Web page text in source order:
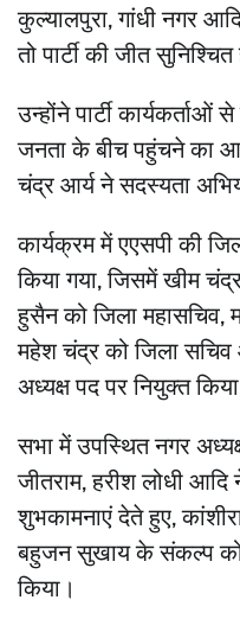
कुल्यालपुरा, गांधी नगर
तो पार्टी की जीत
उन्होंने पार्टी
जनता के बीच पहुंचने का
चंद्र आर्य ने सदस्यता
कार्यक्रम में एएसपी की
किया गया, जिसमें खीम
हुसैन को जिला महासचिव,
महेश चंद्र को जिला
अध्यक्ष पद पर नियुक्त
सभा में उपस्थित नगर
जीतराम, हरीश लोधी आदि
शुभकामनाएं देते हुए,
बहुजन सुखाय के संकल्प
किया।